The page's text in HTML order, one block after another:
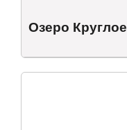
Озеро Круглое